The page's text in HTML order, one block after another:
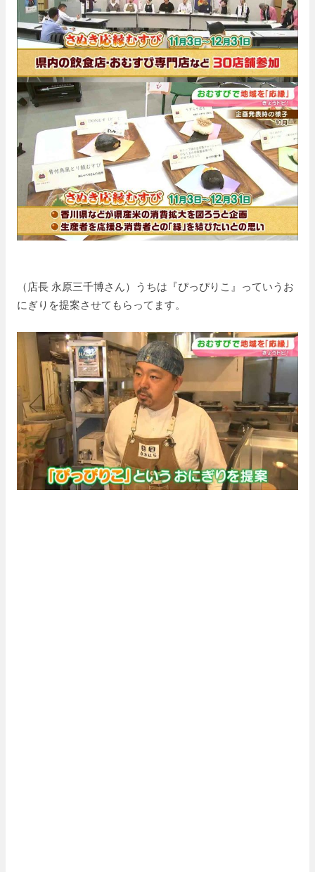
（店長 永原三千博さん）うちは『ぴっぴりこ』っていうお
にぎりを提案させてもらってます。